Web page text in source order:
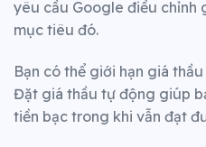
yêu cầu Google điều chỉnh
mục tiêu đó.
Bạn có thể giới hạn giá
Đặt giá thầu tự động giúp
tiền bạc trong khi vẫn đạt